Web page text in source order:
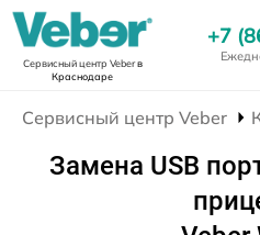
Сервисный центр Veberв
Краснодаре
+7
Сервисный центр Veber
Замена USB